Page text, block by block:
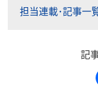
担当連載･記事一
記